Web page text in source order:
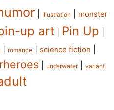
Illustration monster
up art Pin Up
romance science fiction
underwater| variant